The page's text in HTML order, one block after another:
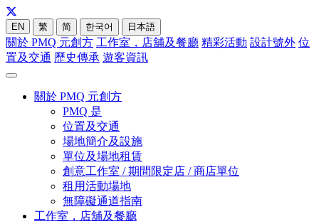
EN 繁 简 한국어 日本語
關於 PMQ 元創方 工作室，店舖及餐廳 精彩活動 設計號外 位
置及交通 歷史傳承 遊客資訊
關於 PMQ 元創方
PMQ 是
位置及交通
場地簡介及設施
單位及場地租賃
創意工作室 / 期間限定店 / 商店單位
租用活動場地
無障礙通道指南
工作室，店舖及餐廳